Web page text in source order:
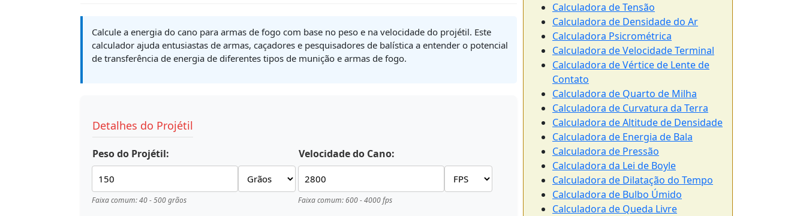
Calcule a energia do cano para armas de fogo com base no peso e na velocidade do projétil. Este
calculador ajuda entusiastas de armas, caçadores e pesquisadores de balística a entender o potencial
de transferência de energia de diferentes tipos de munição e armas de fogo.
Detalhes do Projétil
Peso do Projétil:
Faixa comum: 40 - 500 grãos
Velocidade do Cano:
Faixa comum: 600 - 4000 fps
Calculadora de Tensão
Calculadora de Densidade do Ar
Calculadora Psicrométrica
Calculadora de Velocidade Terminal
Calculadora de Vértice de Lente de
Contato
Calculadora de Quarto de Milha
Calculadora de Curvatura da Terra
Calculadora de Altitude de Densidade
Calculadora de Energia de Bala
Calculadora de Pressão
Calculadora da Lei de Boyle
Calculadora de Dilatação do Tempo
Calculadora de Bulbo Úmido
Calculadora de Queda Livre